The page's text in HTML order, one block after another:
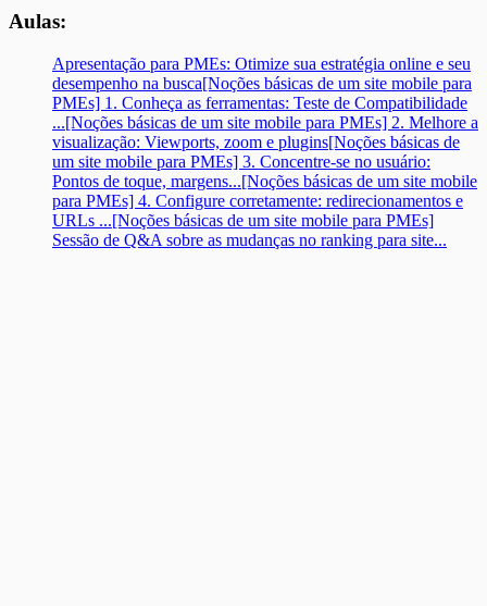
Aulas:
Apresentação para PMEs: Otimize sua estratégia online e seu
desempenho na busca[Noções básicas de um site mobile para
PMEs] 1. Conheça as ferramentas: Teste de Compatibilidade
...[Noções básicas de um site mobile para PMEs] 2. Melhore a
visualização: Viewports, zoom e plugins[Noções básicas de
um site mobile para PMEs] 3. Concentre-se no usuário:
Pontos de toque, margens...[Noções básicas de um site mobile
para PMEs] 4. Configure corretamente: redirecionamentos e
URLs ...[Noções básicas de um site mobile para PMEs]
Sessão de Q&A sobre as mudanças no ranking para site...